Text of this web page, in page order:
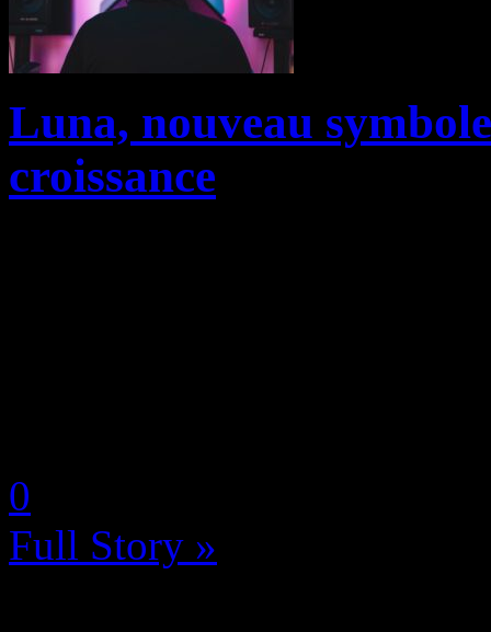
Luna, nouveau
croissance
0
Full Story »